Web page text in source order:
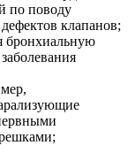
по поводу
клапанов;
бронхиальную